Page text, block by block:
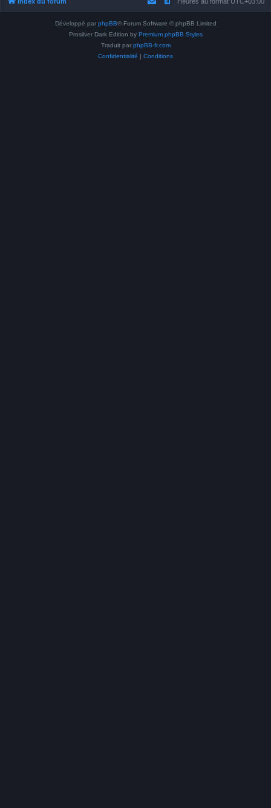
Développé par phpBB® Forum Software © phpBB Limited
Prosilver Dark Edition by Premium phpBB Styles
Traduit par phpBB-fr.com
Confidentialité | Conditions